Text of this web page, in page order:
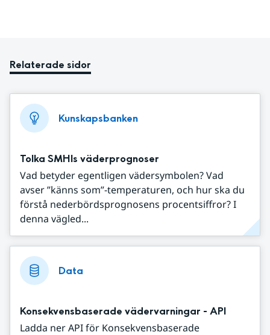
Relaterade sidor
Kunskapsbanken
Tolka SMHIs väderprognoser
Vad betyder egentligen vädersymbolen? Vad
avser ”känns som”-temperaturen, och hur ska du
förstå nederbördsprognosens procentsiffror? I
denna vägled...
Data
Konsekvensbaserade vädervarningar - API
Ladda ner API för Konsekvensbaserade